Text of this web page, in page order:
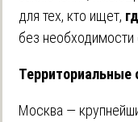
для тех, кто ищет,
без необходимости
Москва —